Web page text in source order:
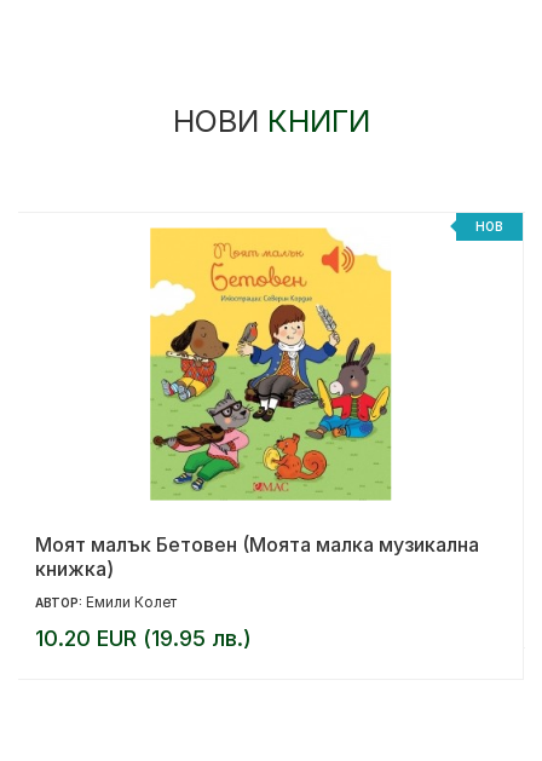
НОВИ КНИГИ
НОВ
Моят малък Бетовен (Моята малка музикална
книжка)
АВТОР: Емили Колет
10.20 EUR (19.95 лв.)